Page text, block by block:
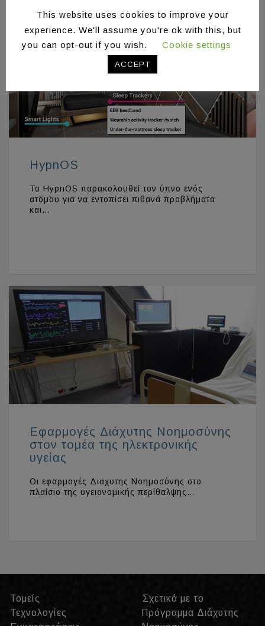
HypnOS
Το HypnOS παρακολουθεί τον ύπνο ενός
ατόμου για να εντοπίσει πιθανά προβλήματα
και…
Εφαρμογές Διάχυτης Νοημοσύνης
στον τομέα της ηλεκτρονικής
υγείας
Οι εφαρμογές Διάχυτης Νοημοσύνης στο
πλαίσιο της υγειονομικής περίθαλψης…
Τομείς
Τεχνολογίες
Σχετικά με το
Πρόγραμμα Διάχυτης
This website uses cookies to improve your
experience. We'll assume you're ok with this, but
you can opt-out if you wish.
Cookie settings
ACCEPT